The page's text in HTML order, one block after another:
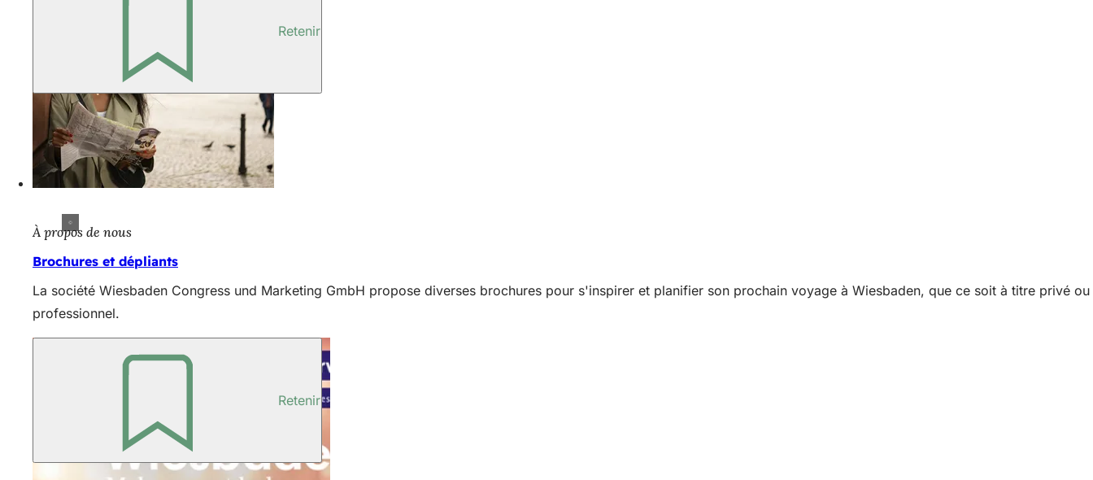
Retenir
À propos de nous
Brochures et dépliants
La société Wiesbaden Congress und Marketing GmbH propose diverses brochures pour s'inspirer et planifier son prochain voyage à Wiesbaden, que ce soit à titre privé ou
professionnel.
Retenir